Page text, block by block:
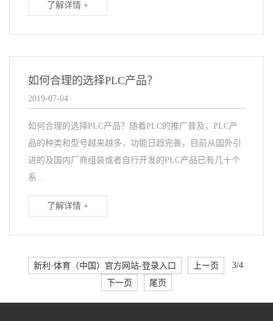
了解详情 +
如何合理的选择PLC产品？
2019-07-04
如何合理的选择PLC产品？随着PLC的推广普及，PLC产
品的种类和型号越来越多，功能日趋完善，目前从国外引
进的及国内厂商组装或者自行开发的PLC产品已有几十个
系...
了解详情 +
新利·体育（中国）官方网站-登录入口 上一页 3/4
下一页 尾页